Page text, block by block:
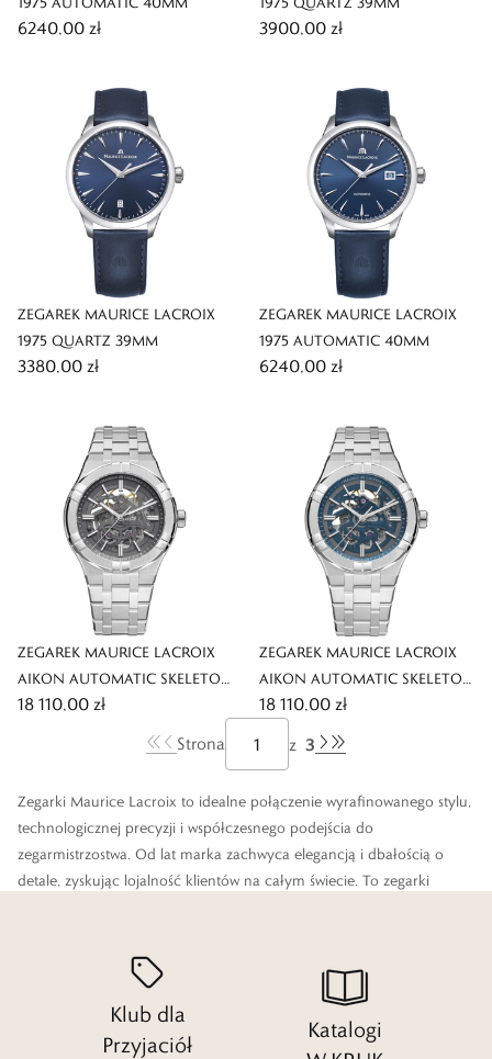
6240,00 zł 3900,00 zł
ZEGAREK MAURICE LACROIX
1975 QUARTZ 39MM
3380,00 zł
ZEGAREK MAURICE LACROIX
1975 AUTOMATIC 40MM
6240,00 zł
ZEGAREK MAURICE LACROIX
AIKON AUTOMATIC SKELETON
42MM
18 110,00 zł
ZEGAREK MAURICE LACROIX
AIKON AUTOMATIC SKELETON
42MM
18 110,00 zł
Strona
z 3
Zegarki Maurice Lacroix to idealne połączenie wyrafinowanego stylu,
technologicznej precyzji i współczesnego podejścia do
zegarmistrzostwa. Od lat marka zachwyca elegancją i dbałością o
detale, zyskując lojalność klientów na całym świecie. To zegarki
Od rodzinnej manufaktury do globalnej marki
Klub dla
Przyjaciół
Katalogi